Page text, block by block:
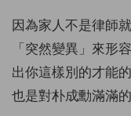
因為家人不是律師
「突然變異」來形
出你這樣別的才能
也是對朴成勳滿滿的